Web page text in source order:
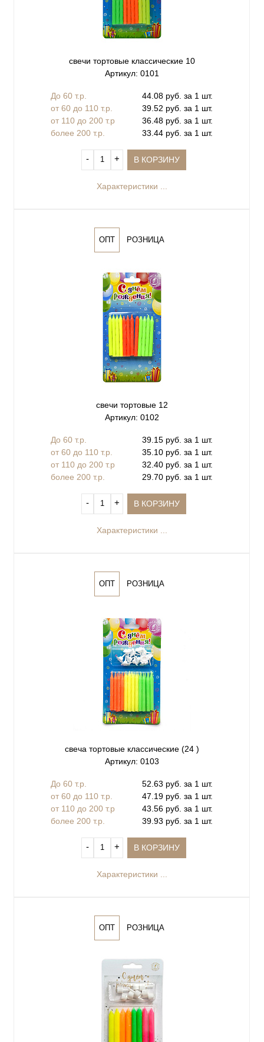
свечи тортовые классические 10
Артикул: 0101
До 60 т.р.
44.08 руб. за 1 шт.
от 60 до 110 т.р.
39.52 руб. за 1 шт.
от 110 до 200 т.р
36.48 руб. за 1 шт.
более 200 т.р.
33.44 руб. за 1 шт.
‐ + В КОРЗИНУ
Характеристики ...
ОПТ РОЗНИЦА
свечи тортовые 12
Артикул: 0102
До 60 т.р.
39.15 руб. за 1 шт.
от 60 до 110 т.р.
35.10 руб. за 1 шт.
от 110 до 200 т.р
32.40 руб. за 1 шт.
более 200 т.р.
29.70 руб. за 1 шт.
‐ + В КОРЗИНУ
Характеристики ...
ОПТ РОЗНИЦА
свеча тортовые классические (24 )
Артикул: 0103
До 60 т.р.
52.63 руб. за 1 шт.
от 60 до 110 т.р.
47.19 руб. за 1 шт.
от 110 до 200 т.р
43.56 руб. за 1 шт.
более 200 т.р.
39.93 руб. за 1 шт.
‐ + В КОРЗИНУ
Характеристики ...
ОПТ РОЗНИЦА